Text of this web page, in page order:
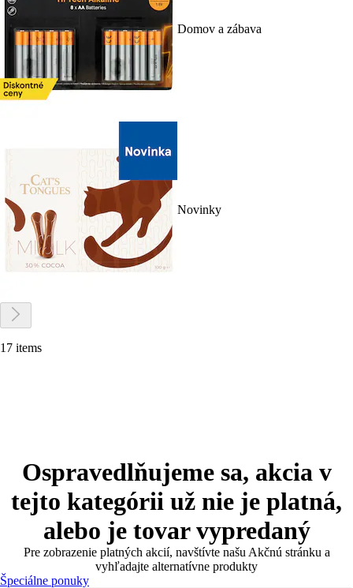
Domov a zábava
Novinky
17 items
Ospravedlňujeme sa, akcia v
tejto kategórii už nie je platná,
alebo je tovar vypredaný
Pre zobrazenie platných akcií, navštívte našu Akčnú stránku a
vyhľadajte alternatívne produkty
Špeciálne ponuky